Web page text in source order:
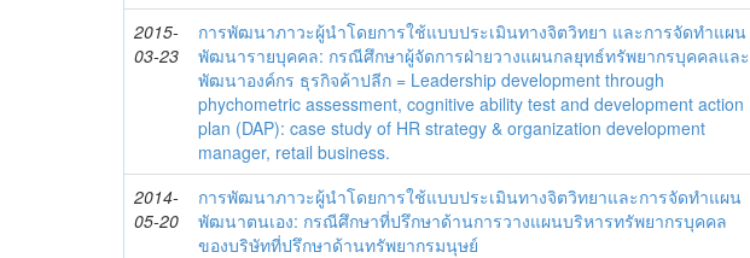
2015-
03-23
การพัฒนาภาวะผู้นำโดยการใช้แบบประเมินทางจิตวิทยา และการจัดทำแผน
พัฒนารายบุคคล: กรณีศึกษาผู้จัดการฝ่ายวางแผนกลยุทธ์ทรัพยากรบุคคลและ
พัฒนาองค์กร ธุรกิจค้าปลีก = Leadership development through
phychometric assessment, cognitive ability test and development action
plan (DAP): case study of HR strategy & organization development
manager, retail business.
2014-
05-20
การพัฒนาภาวะผู้นำโดยการใช้แบบประเมินทางจิตวิทยาและการจัดทำแผน
พัฒนาตนเอง: กรณีศึกษาที่ปรึกษาด้านการวางแผนบริหารทรัพยากรบุคคล
ของบริษัทที่ปรึกษาด้านทรัพยากรมนุษย์